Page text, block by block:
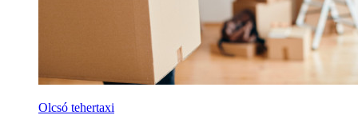
Olcsó tehertaxi